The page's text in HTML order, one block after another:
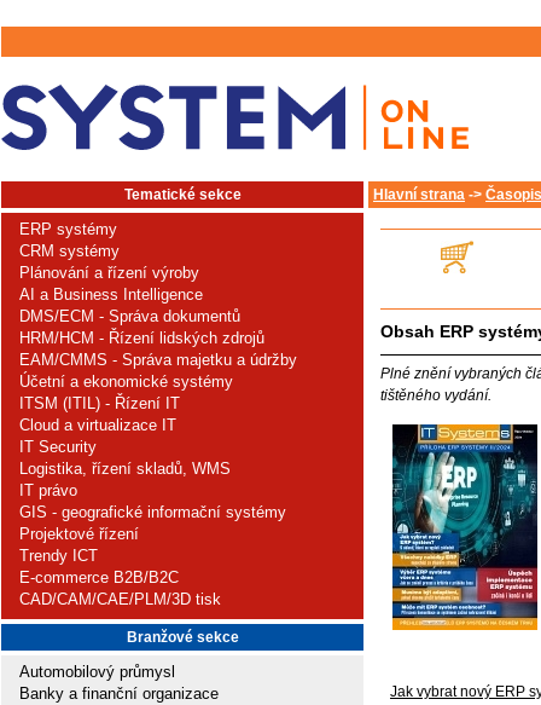
Tematické sekce
ERP systémy
CRM systémy
Plánování a řízení výroby
AI a Business Intelligence
DMS/ECM - Správa dokumentů
HRM/HCM - Řízení lidských zdrojů
EAM/CMMS - Správa majetku a údržby
Účetní a ekonomické systémy
ITSM (ITIL) - Řízení IT
Cloud a virtualizace IT
IT Security
Logistika, řízení skladů, WMS
IT právo
GIS - geografické informační systémy
Projektové řízení
Trendy ICT
E-commerce B2B/B2C
CAD/CAM/CAE/PLM/3D tisk
Branžové sekce
Automobilový průmysl
Banky a finanční organizace
Hlavní strana ->
Obsah ERP
Plné znění vybraných
tištěného vydání.
Jak vybrat nový ERP